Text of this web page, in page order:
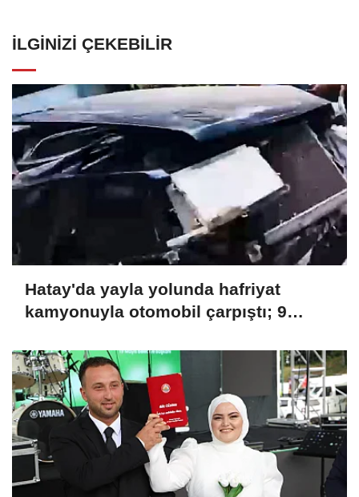
İLGINIZI ÇEKEBILIR
Hatay'da yayla yolunda hafriyat
kamyonuyla otomobil çarpıştı; 9